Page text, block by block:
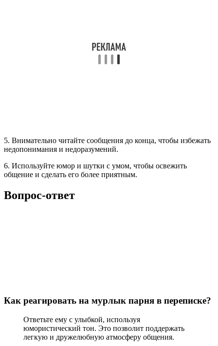
5. Внимательно читайте сообщения до конца, чтобы избежать
недопонимания и недоразумений.
6. Используйте юмор и шутки с умом, чтобы освежить
общение и сделать его более приятным.
Вопрос-ответ
Как реагировать на мурлык парня в переписке?
Ответьте ему с улыбкой, используя
юмористический тон. Это позволит поддержать
легкую и дружелюбную атмосферу общения.